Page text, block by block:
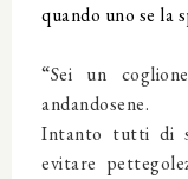
quando uno se la
“Sei un
andandosene.
Intanto tutti di
evitare